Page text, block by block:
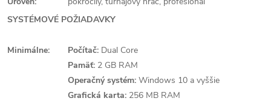
SYSTÉMOVÉ POŽIADAVKY
Minimálne: Počítač: Dual Core
Pamäť: 2 GB RAM
Operačný systém: Windows 10 a vyššie
Grafická karta: 256 MB RAM